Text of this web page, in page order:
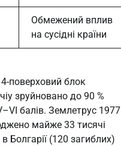
Обмежений вплив
на сусідні країни
поверховий блок
зруйновано до 90 %
балів. Землетрус 1977
майже 33 тисячі
Болгарії (120 загиблих)